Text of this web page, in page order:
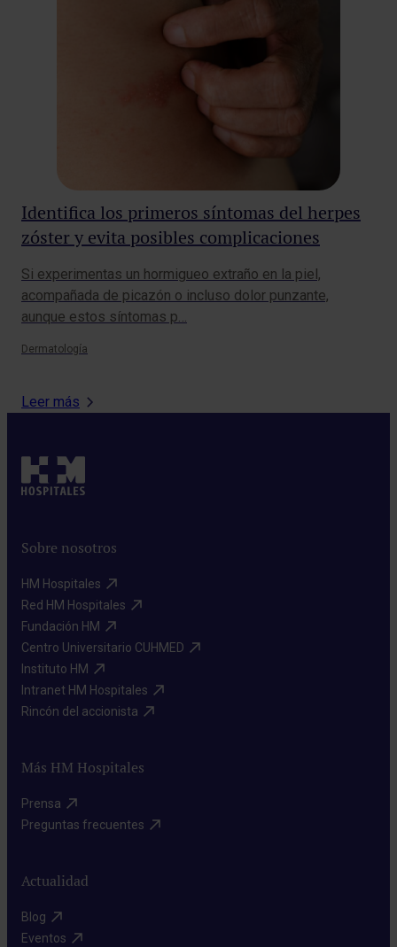
Identifica los primeros síntomas del herpes
zóster y evita posibles complicaciones
Si experimentas un hormigueo extraño en la piel,
acompañada de picazón o incluso dolor punzante,
aunque estos síntomas p…
Dermatología
Leer más
Sobre nosotros
HM Hospitales​
Red HM Hospitales​
Fundación HM​
Centro Universitario CUHMED​
Instituto HM​
Intranet HM Hospitales​
Rincón del accionista​
Más HM Hospitales
Prensa​
Preguntas frecuentes​
Actualidad
Blog​
Eventos​